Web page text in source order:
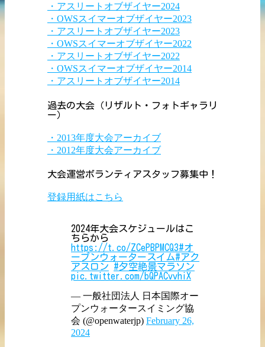
・アスリートオブザイヤー2024
・OWSスイマーオブザイヤー2023
・アスリートオブザイヤー2023
・OWSスイマーオブザイヤー2022
・アスリートオブザイヤー2022
・OWSスイマーオブザイヤー2014
・アスリートオブザイヤー2014
過去の大会（リザルト・フォトギャラリ
ー）
・2013年度大会アーカイブ
・2012年度大会アーカイブ
大会運営ボランティアスタッフ募集中！
登録用紙はこちら
2024年大会スケジュールはこ
ちらから
https://t.co/ZCePBPMCQ3#オ
ープンウォータースイム#アク
アスロン
#夕空絶景マラソン
pic.twitter.com/bQPACvvhiX
— 一般社団法人 日本国際オー
プンウォータースイミング協
会 (@openwaterjp) February 26,
2024